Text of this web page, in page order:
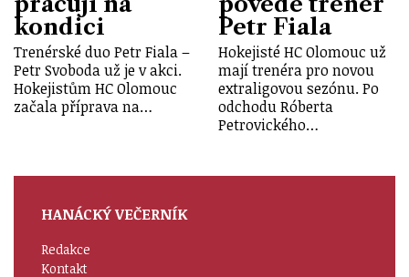
kondici
Trenérské duo Petr Fiala –
Petr Svoboda už je v akci.
Hokejistům HC Olomouc
začala příprava na…
Petr Fiala
Hokejisté HC Olomouc už
mají trenéra pro novou
extraligovou sezónu. Po
odchodu Róberta
Petrovického…
HANÁCKÝ VEČERNÍK
Redakce
Kontakt